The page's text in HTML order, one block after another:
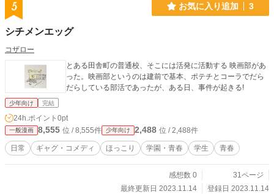
5 お気に入り追加 3
シチメンエッグ
コザロー
とある田舎町の普通校、そこには活発に活動する 映画部があ
った。映画部というのは建前で基本、ポテチとコーラでだら
だらしている部活であったが、ある日、事件が起きる!
少年向け 完結
24h.ポイント 0pt
一般漫画 8,555 位 / 8,555件 少年向け 2,488 位 / 2,488件
日常 ギャグ・コメディ ほっこり 学園・青春 学生 青春
感想数 0
31ページ
最終更新日 2023.11.14
登録日 2023.11.14